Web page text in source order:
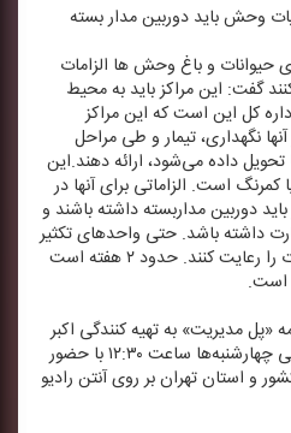
وحش باید دوربین مدار بسته
حیوانات و باغ وحش ها الزامات
گفت: این مراكز باید به محیط
كل این است كه این مراكز
نگهداری، تیمار و طی مراحل
داده می‌شود، ارائه دهند.این
كمرنگ است. الزاماتی برای آنها در
دوربین مداربسته داشته باشند و
داشته باشد. حتی واحدهای تكثیر
حیات وحش هم باید این الزامات را رعایت كنند. حدود ۲ هفته است
است.
مدیریت» به تهیه كنندگی اكبر
محمدی خانی و اجرای آوید بزرگی چهارشنبه‌ها ساعت ۱۲:۳۰ با حضور
و استان تهران بر روی آنتن رادیو